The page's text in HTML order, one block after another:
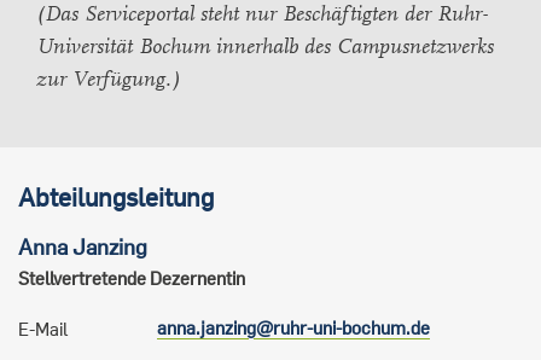
(Das Serviceportal steht nur Beschäftigten der Ruhr-
Universität Bochum innerhalb des Campusnetzwerks
zur Verfügung.)
Abteilungsleitung
AnnaJanzing
Stellvertretende Dezernentin
E-Mail anna.janzing@ruhr-uni-bochum.de